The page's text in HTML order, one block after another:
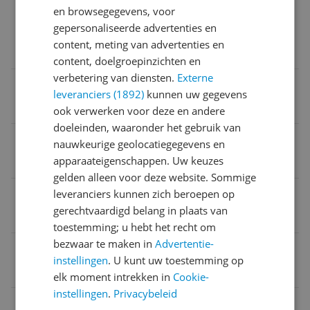
Deze informatie volgt nog / Ces informations suivro
nt bientôt
CE markering
Product gewicht
1,13 kg
Verpakking hoogte
13,4 cm
Schuurmachine geschikt voor
Hoeken en randen
Adres verantwoordelijke marktdeelnemer in de EU
en browsegegevens, voor
gepersonaliseerde advertenties en
content, meting van advertenties en
content, doelgroepinzichten en
verbetering van diensten. Externe
leveranciers (1892) kunnen uw gegevens
ook verwerken voor deze en andere
doeleinden, waaronder het gebruik van
nauwkeurige geolocatiegegevens en
apparaateigenschappen. Uw keuzes
gelden alleen voor deze website. Sommige
leveranciers kunnen zich beroepen op
gerechtvaardigd belang in plaats van
toestemming; u hebt het recht om
bezwaar te maken inAdvertentie-
instellingen. U kunt uw toestemming op
elk moment intrekken in Cookie-
instellingen. Privacybeleid